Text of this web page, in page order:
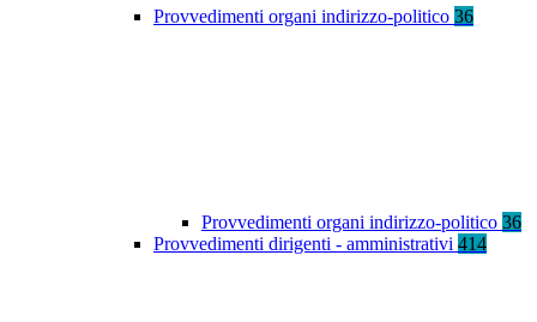
Provvedimenti organi indirizzo-politico 36
Provvedimenti organi indirizzo-politico 36
Provvedimenti dirigenti - amministrativi 414